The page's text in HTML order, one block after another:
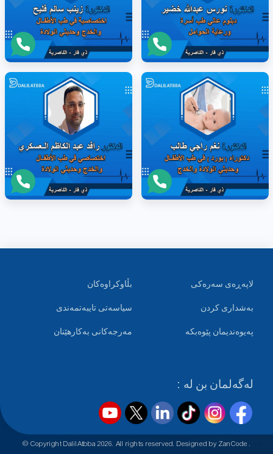
لاپەڕەی سەرەکی
بەشداری کردن
پەیوەندیمان پێوەبکە
بڵاوکراوەکان
سیاسەتی تایبەتمەندی
مەرجەکانی بەکارهێنان
لەگەلمان بن لە :
© Copyright DalilAtbba2026. All rights reserved. Designed by ZanCode .